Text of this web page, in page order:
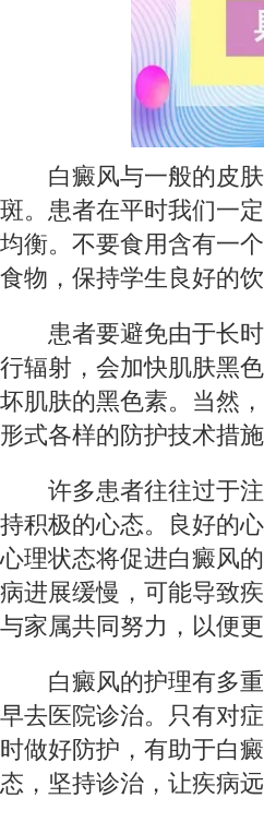
白癜风与一般的皮肤
斑。患者在平时我们一
均衡。不要食用含有一
食物，保持学生良好的
患者要避免由于长时
行辐射，会加快肌肤黑
坏肌肤的黑色素。当然
形式各样的防护技术措
许多患者往往过于注
持积极的心态。良好的
心理状态将促进白癜风
病进展缓慢，可能导致
与家属共同努力，以便
白癜风的护理有多重
早去医院诊治。只有对
时做好防护，有助于白
态，坚持诊治，让疾病远